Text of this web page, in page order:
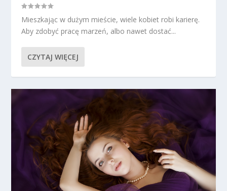
Mieszkając w dużym mieście, wiele kobiet robi karierę.
Aby zdobyć pracę marzeń, albo nawet dostać...
CZYTAJ WIĘCEJ